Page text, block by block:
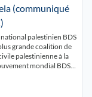
(communiqué
palestinien BDS
grande coalition de
palestinienne à la
mondial BDS,
militaire